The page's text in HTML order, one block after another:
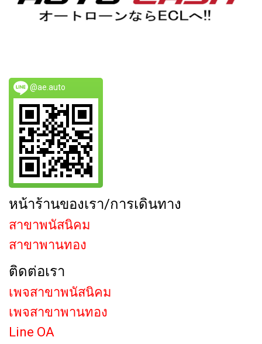
@ae.auto
หน้าร้านของเรา/การเดินทาง
สาขาพนัสนิคม
สาขาพานทอง
ติดต่อเรา
เพจสาขาพนัสนิคม
เพจสาขาพานทอง
Line OA